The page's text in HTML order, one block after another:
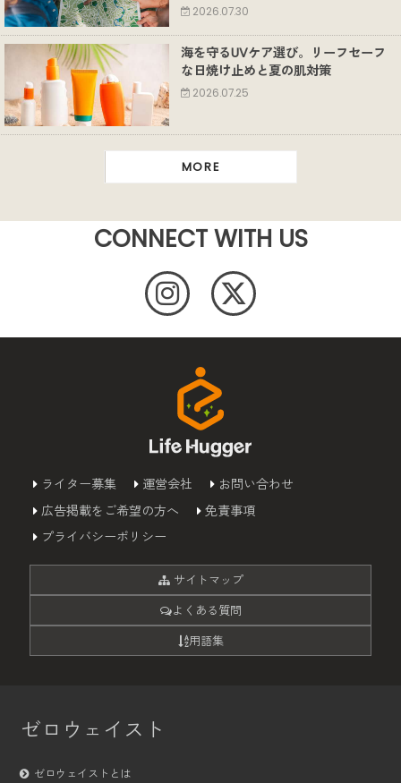
2026.07.30
海を守るUVケア選び。リーフセーフ
な日焼け止めと夏の肌対策
2026.07.25
MORE
CONNECT WITH US
ライター募集 運営会社
お問い合わせ
広告掲載をご希望の方へ
免責事項
プライバシーポリシー
サイトマップ
よくある質問
用語集
ゼロウェイスト
ゼロウェイストとは